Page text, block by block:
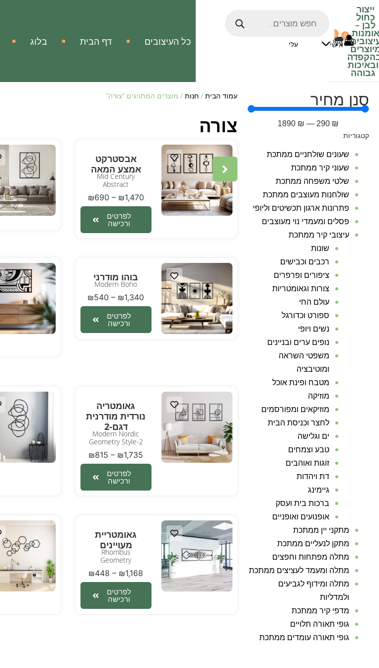
ייצור
כחול
לבן –
אומנות
ובאיכות
גבוהה
₪0
0
עלי
0
אזור
אישי כל העיצובים דף הבית בלוג
סנן מחיר
₪
290
—
₪
1890
קטגוריות
שעונים שולחניים ממתכת
שעוני קיר ממתכת
שלטי משפחה ממתכת
שולחנות מעוצבים ממתכת
פתרונות ארגון תכשיטים וליופי
פסלים ומעמדי נוי מעוצבים
עיצובי קיר ממתכת
שונות
רכבים וכבישים
ציפורים ופרפרים
צורות וגאומטריות
עולם החי
ספורט וכדורגל
נשים ויופי
נופים ערים ובניינים
משפטי השראה
ומוטיבציה
מטבח ופינת אוכל
מוזיקה
מוזיקאים ומפורסמים
לחצר וכניסת הבית
ים וגלישה
טבע וצמחים
זוגות ואוהבים
דת ויהדות
גיימינג
ברכות בית ועסק
אופנועים ואופניים
מתקני יין ממתכת
מתקן לנעליים ממתכת
מתלה מפתחות וחפצים
מתלה ומעמד לעציצים ממתכת
מתלה ומידוף לגביעים
ולמדליות
מדפי קיר ממתכת
גופי תאורה תלויים
גופי תאורה עומדים ממתכת
עמוד הבית/ חנות/ מוצרים המתויגים “צורה”
צורה
אבסטרקט
אמצע המאה
Mid Century
Abstract
₪690 – ₪1,470
לפרטים
ורכישה
בוהו מודרני
Modern Boho
₪540 – ₪1,340
לפרטים
ורכישה
גאומטריה
נורדית מודרנית
דגם-2
Modern Nordic
Geometry Style-2
₪815 – ₪1,735
לפרטים
ורכישה
גאומטריית
מעויינים
Rhombus
Geometry
₪448 – ₪1,168
לפרטים
ורכישה